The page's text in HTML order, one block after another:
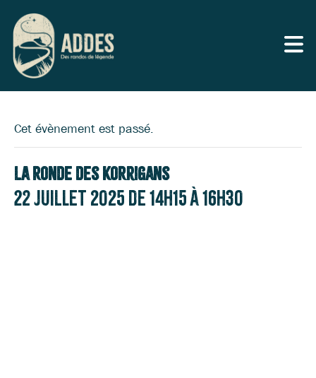
Cet évènement est passé.
La Ronde des Korrigans
22 juillet 2025 de 14h15à16h30